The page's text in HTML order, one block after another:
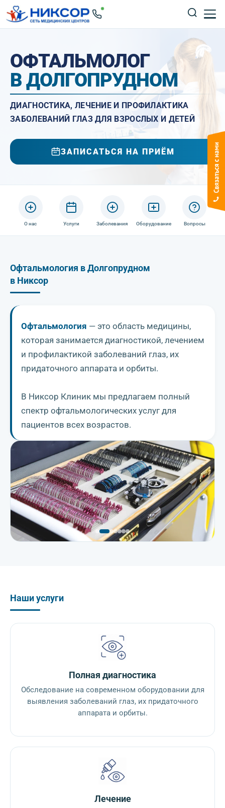
ОФТАЛЬМОЛОГ
В ДОЛГОПРУДНОМ
ДИАГНОСТИКА, ЛЕЧЕНИЕ И ПРОФИЛАКТИКА
ЗАБОЛЕВАНИЙ ГЛАЗ ДЛЯ ВЗРОСЛЫХ И ДЕТЕЙ
ЗАПИСАТЬСЯ НА ПРИЁМ
О нас Услуги Заболевания Оборудование Вопросы
Офтальмология в Долгопрудном
в Никсор
Офтальмология — это область медицины,
которая занимается диагностикой, лечением
и профилактикой заболеваний глаз, их
придаточного аппарата и орбиты.
В Никсор Клиник мы предлагаем полный
спектр офтальмологических услуг для
пациентов всех возрастов.
Наши услуги
Полная диагностика
Обследование на современном оборудовании для
выявления заболеваний глаз, их придаточного
аппарата и орбиты.
Лечение